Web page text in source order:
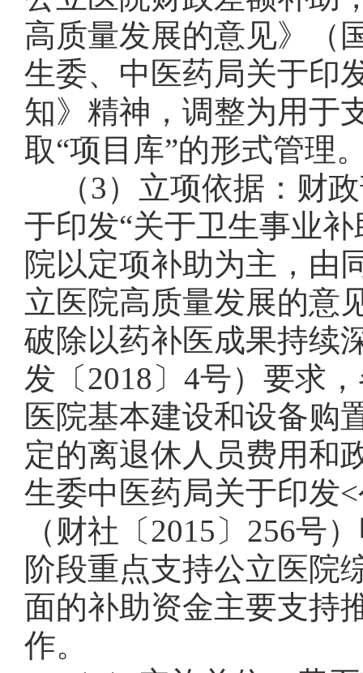
高质量发展的意见》（
生委、中医药局关于印
知》精神，调整为用于
取“项目库”的形式管理
（3）立项依据：财
于印发“关于卫生事业
院以定项补助为主，由
立医院高质量发展的意
破除以药补医成果持续
发〔2018 〕 4号）要求
医院基本建设和设备购
定的离退休人员费用和
生委中医药局关于印发<
（财社〔2015 〕 256号
阶段重点支持公立医院
面的补助资金主要支持
作。